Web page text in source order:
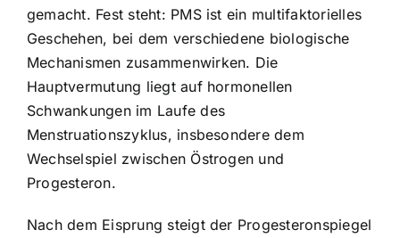
gemacht. Fest steht: PMS ist ein multifaktorielles
Geschehen, bei dem verschiedene biologische
Mechanismen zusammenwirken. Die
Hauptvermutung liegt auf hormonellen
Schwankungen im Laufe des
Menstruationszyklus, insbesondere dem
Wechselspiel zwischen Östrogen und
Progesteron.
Nach dem Eisprung steigt der Progesteronspiegel